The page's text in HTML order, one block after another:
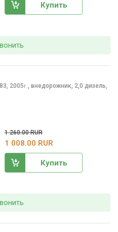
Купить
2005г., внедорожник, 2,0 дизель,
1 260.00 RUR
1 008.00 RUR
Купить